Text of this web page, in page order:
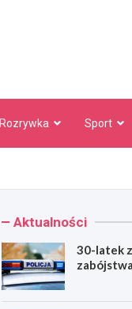
Rozrywka Sport
Aktualności
30-latek